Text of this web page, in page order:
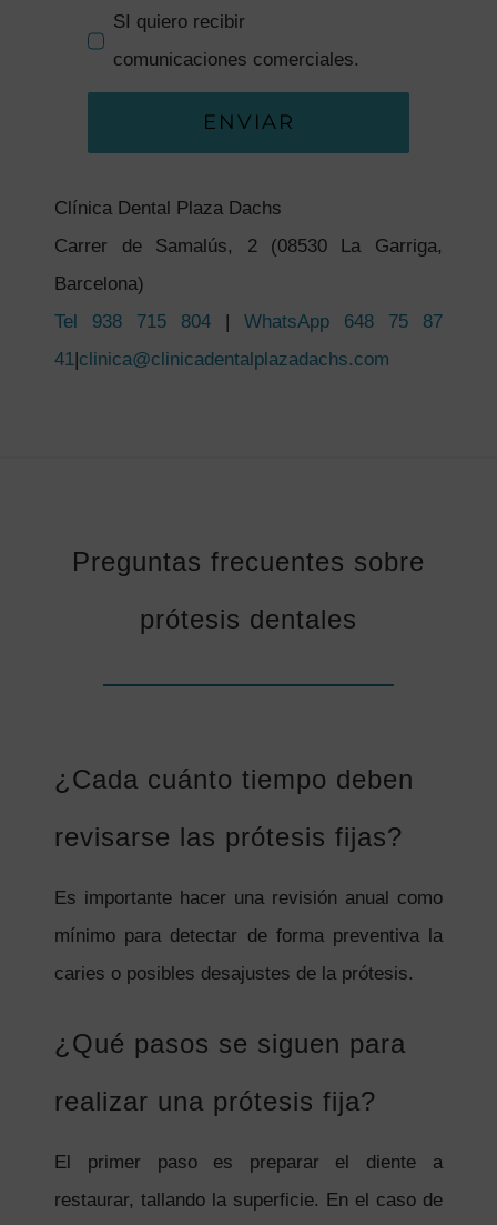
SI quiero recibir
comunicaciones comerciales.
ENVIAR
Clínica Dental Plaza Dachs
Carrer de Samalús, 2 (08530 La Garriga,
Barcelona)
Tel 938 715 804
WhatsApp 648 75 87
41 clinica@clinicadentalplazadachs.com
Preguntas frecuentes sobre
prótesis dentales
¿Cada cuánto tiempo deben
revisarse las prótesis fijas?
Es importante hacer una revisión anual como
mínimo para detectar de forma preventiva la
caries o posibles desajustes de la prótesis.
¿Qué pasos se siguen para
realizar una prótesis fija?
El primer paso es preparar el diente a
restaurar, tallando la superficie. En el caso de